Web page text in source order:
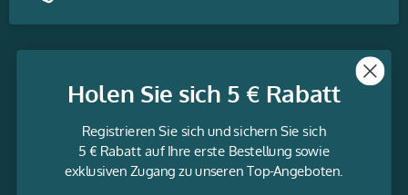
Informationen
Holen Sie sich 5 € Rabatt
Registrieren Sie sich und sichern Sie sich
5 € Rabatt auf Ihre erste Bestellung sowie
exklusiven Zugang zu unseren Top-Angeboten.